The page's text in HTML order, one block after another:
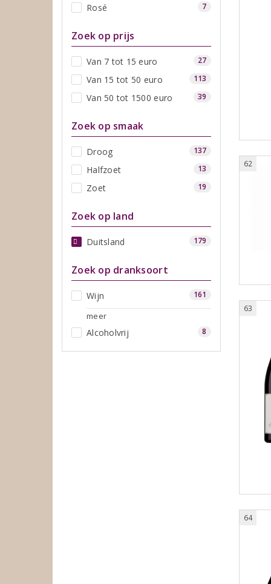
Rosé 7
Zoek op prijs
Van 7 tot 15 euro 27
Van 15 tot 50 euro 113
Van 50 tot 1500 euro 39
Zoek op smaak
Droog 137
Halfzoet 13
Zoet 19
Zoek op land
Duitsland 179
Zoek op dranksoort
Wijn 161
meer
Alcoholvrij 8
62
63
64